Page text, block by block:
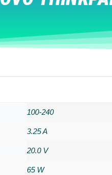
100-240
3.25 A
20.0 V
65 W